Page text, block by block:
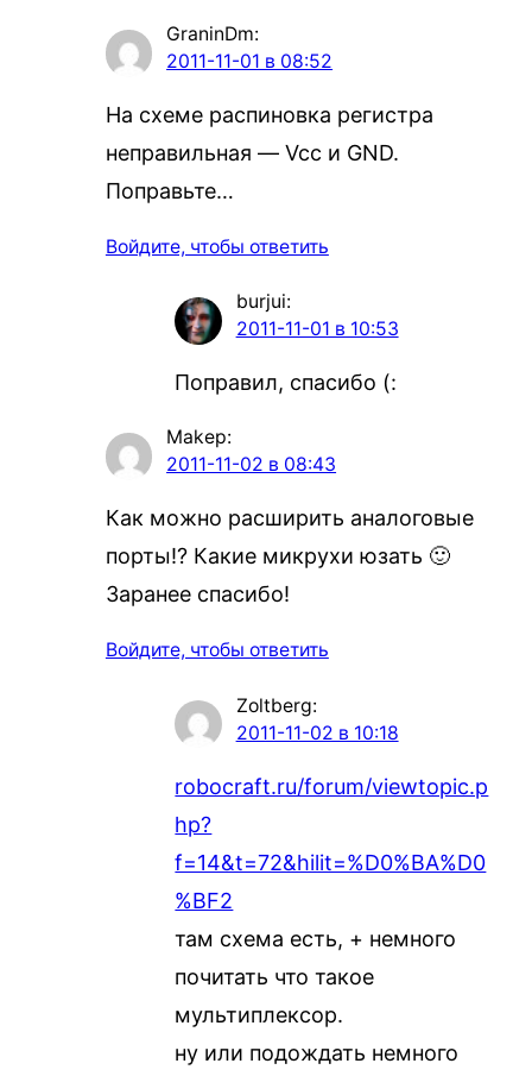
GraninDm:
2011-11-01 в 08:52
На схеме распиновка регистра
неправильная — Vcc и GND.
Поправьте…
Войдите, чтобы ответить
burjui:
2011-11-01 в 10:53
Поправил, спасибо (:
Makep:
2011-11-02 в 08:43
Как можно расширить аналоговые
порты!? Какие микрухи юзать 🙂
Заранее спасибо!
Войдите, чтобы ответить
Zoltberg:
2011-11-02 в 10:18
robocraft.ru/forum/viewtopic.p
hp?
f=14&t=72&hilit=%D0%BA%D0
%BF2
там схема есть, + немного
почитать что такое
мультиплексор.
ну или подождать немного